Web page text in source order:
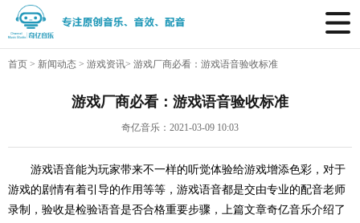
首页 > 新闻动态 > 游戏资讯> 游戏厂商必看：游戏语音验收标准
游戏厂商必看：游戏语音验收标准
奇亿音乐：2021-03-09 10:03
游戏语音能为玩家带来不一样的听觉体验给游戏增添色彩，对于
游戏的剧情有着引导的作用等等， 游戏语音都是交由专业的配音老师
录制，验收是检验语音是否合格重要步骤，上篇文章奇亿音乐介绍了